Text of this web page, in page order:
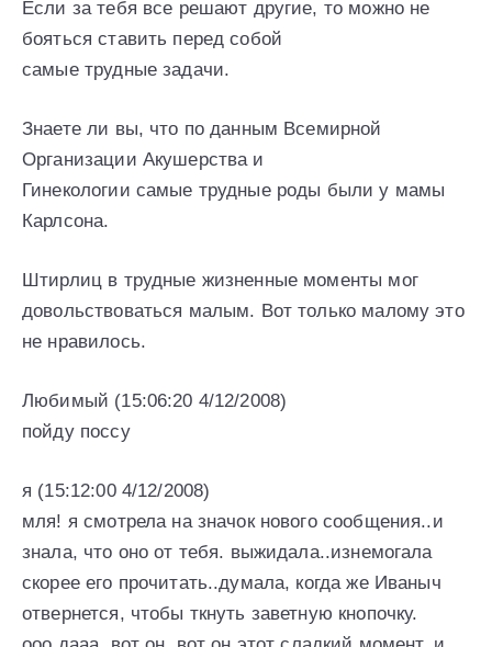
Если за тебя все решают другие, то можно не
бояться ставить перед собой
самые трудные задачи.
Знаете ли вы, что по данным Всемирной
Организации Акушерства и
Гинекологии самые трудные роды были у мамы
Карлсона.
Штирлиц в трудные жизненные моменты мог
довольствоваться малым. Вот только малому это
не нравилось.
Любимый (15:06:20 4/12/2008)
пойду поссу
я (15:12:00 4/12/2008)
мля! я смотрела на значок нового сообщения..и
знала, что оно от тебя. выжидала..изнемогала
скорее его прочитать..думала, когда же Иваныч
отвернется, чтобы ткнуть заветную кнопочку.